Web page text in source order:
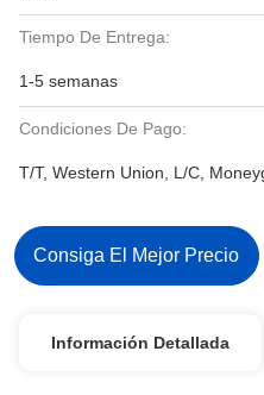
Tiempo De Entrega:
1-5 semanas
Condiciones De Pago:
T/T, Western Union, L/C,
Consiga El Mejor Precio
Información Detallada